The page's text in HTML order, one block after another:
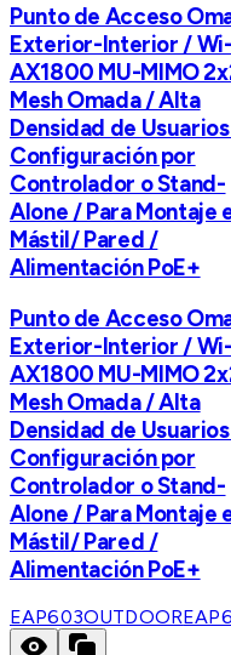
Punto de Acceso
Exterior-Interior /
AX1800 MU-MIMO
Mesh Omada / Alta
Densidad de
Configuración por
Controlador o Stand-
Alone / Para Montaje
Mástil/ Pared /
Alimentación PoE+
Punto de Acceso
Exterior-Interior /
AX1800 MU-MIMO
Mesh Omada / Alta
Densidad de
Configuración por
Controlador o Stand-
Alone / Para Montaje
Mástil/ Pared /
Alimentación PoE+
EAP603OUTDOOR